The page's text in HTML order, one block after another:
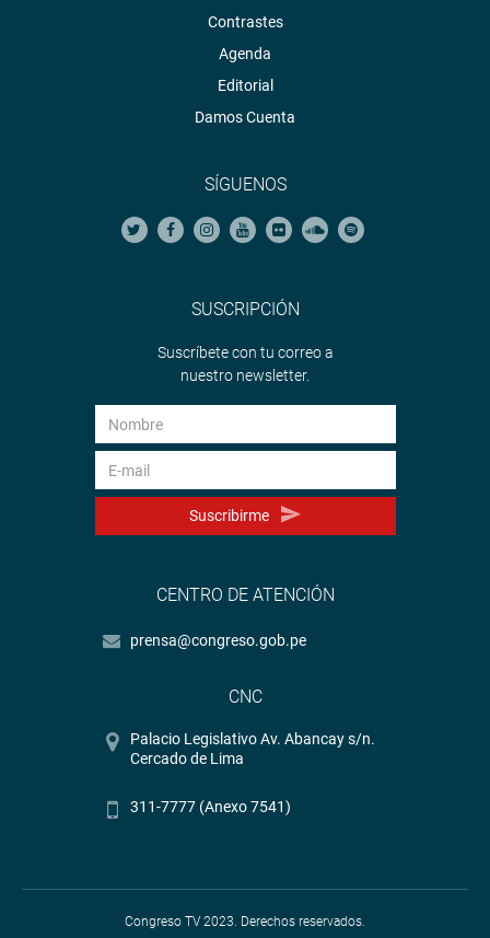
Contrastes
Agenda
Editorial
Damos Cuenta
SÍGUENOS
SUSCRIPCIÓN
Suscríbete con tu correo a
nuestro newsletter.
Suscribirme
CENTRO DE ATENCIÓN
prensa@congreso.gob.pe
CNC
Palacio Legislativo Av. Abancay s/n.
Cercado de Lima
311-7777 (Anexo 7541)
Congreso TV 2023. Derechos reservados.